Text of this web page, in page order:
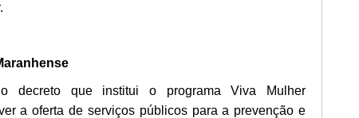
decreto que institui o programa Viva Mulher
a oferta de serviços públicos para a prevenção e